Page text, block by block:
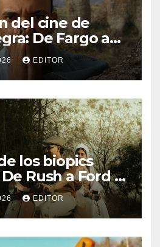
del cine de
De Fargo a
EDITOR
los biopics
Rush a Ford v
EDITOR